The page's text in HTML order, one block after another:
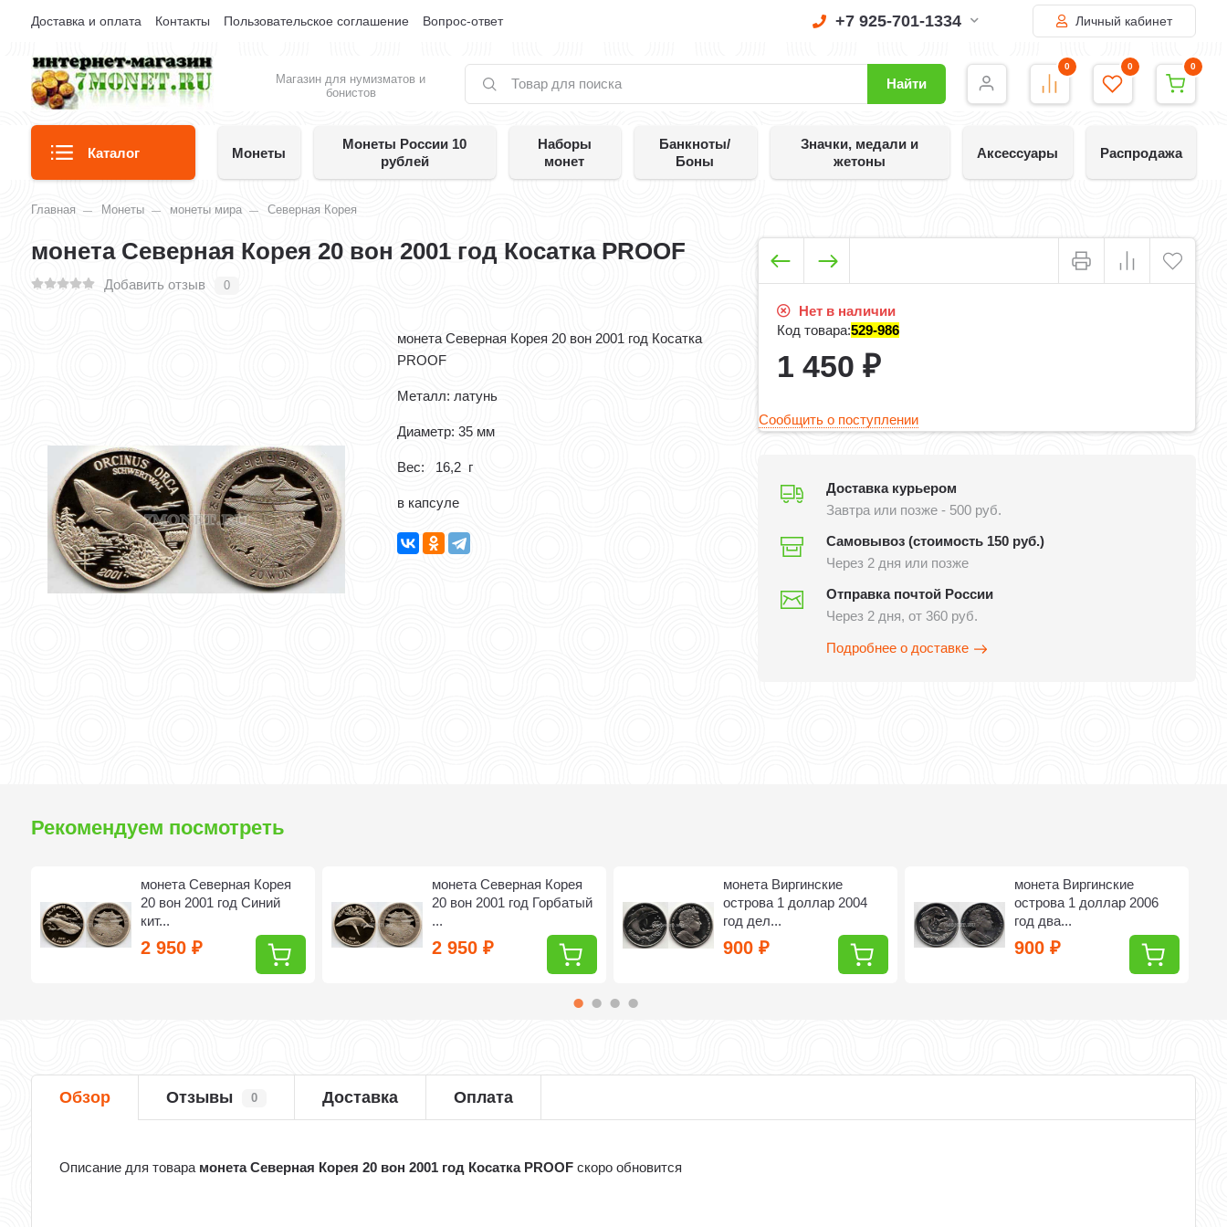
Доставка и оплата Контакты Пользовательское соглашение Вопрос-ответ +7 925-701-1334 Личный кабинет
Магазин для нумизматов и
бонистов
Найти
0 0 0
Каталог Монеты
Монеты России 10
рублей
Наборы
монет
Банкноты/
Боны
Значки, медали и
жетоны
Аксессуары Распродажа
Главная Монеты монеты мира Северная Корея
монета Северная Корея 20 вон 2001 год Косатка PROOF
Добавить отзыв 0
монета Северная Корея 20 вон 2001 год Косатка
PROOF
Металл: латунь
Диаметр: 35 мм
Вес: 16,2 г
в капсуле
Нет в наличии
Код товара:529-986
1 450 ₽
Сообщить о поступлении
Доставка курьером
Завтра или позже - 500 руб.
Самовывоз (стоимость 150 руб.)
Через 2 дня или позже
Отправка почтой России
Через 2 дня, от 360 руб.
Подробнее о доставке
Рекомендуем посмотреть
монета Северная Корея
20 вон 2001 год Синий
кит...
2 950₽
монета Северная Корея
20 вон 2001 год Горбатый
...
2 950₽
монета Виргинские
острова 1 доллар 2004
год дел...
900₽
монета Виргинские
острова 1 доллар 2006
год два...
900₽
Обзор Отзывы 0 Доставка Оплата
Описание для товара монета Северная Корея 20 вон 2001 год Косатка PROOF скоро обновится